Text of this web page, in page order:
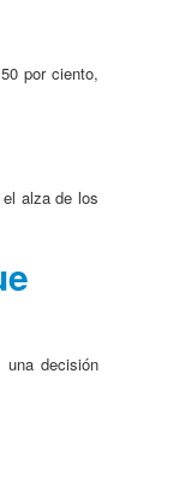
por ciento,
alza de los
decisión